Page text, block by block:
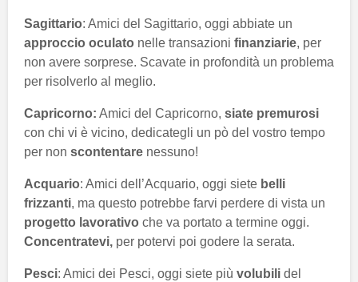
Sagittario: Amici del Sagittario, oggi abbiate un
approccio oculato nelle transazioni finanziarie, per
non avere sorprese. Scavate in profondità un problema
per risolverlo al meglio.
Capricorno: Amici del Capricorno, siate premurosi
con chi vi è vicino, dedicategli un pò del vostro tempo
per non scontentare nessuno!
Acquario: Amici dell’Acquario, oggi siete belli
frizzanti, ma questo potrebbe farvi perdere di vista un
progetto lavorativo che va portato a termine oggi.
Concentratevi, per potervi poi godere la serata.
Pesci: Amici dei Pesci, oggi siete più volubili del